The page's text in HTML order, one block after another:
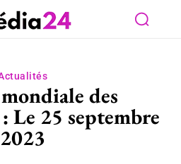
des
Le 25 septembre
2023